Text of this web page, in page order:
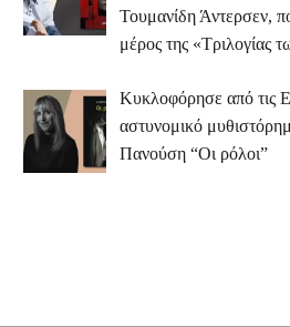
Τουμανίδη Άντερσεν,
μέρος της «Τριλογίας
Κυκλοφόρησε από τις
αστυνομικό
Πανούση “Οι ρόλοι”